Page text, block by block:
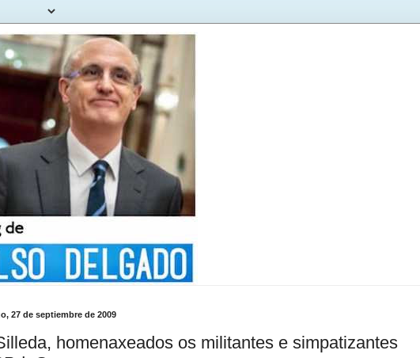
27 de septiembre de 2009
homenaxeados os militantes e simpatizantes